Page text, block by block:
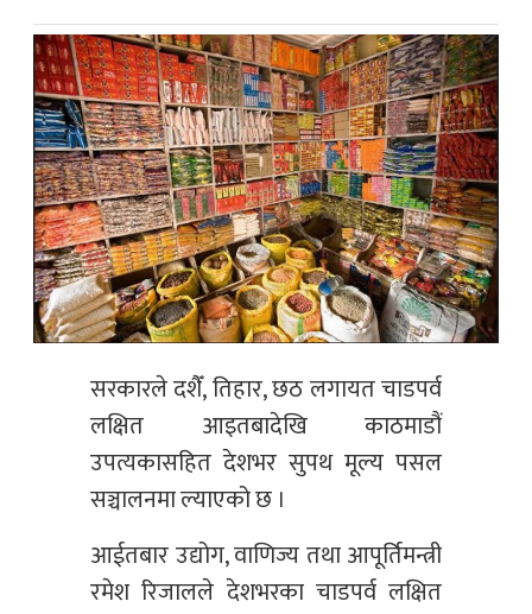
सरकारले दशैँ, तिहार, छठ लगायत चाडपर्व
लक्षित आइतबादेखि काठमाडौं
उपत्यकासहित देशभर सुपथ मूल्य पसल
सञ्चालनमा ल्याएको छ ।
आईतबार उद्योग, वाणिज्य तथा आपूर्तिमन्त्री
रमेश रिजालले देशभरका चाडपर्व लक्षित